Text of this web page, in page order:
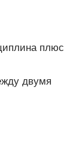
плюс
двумя